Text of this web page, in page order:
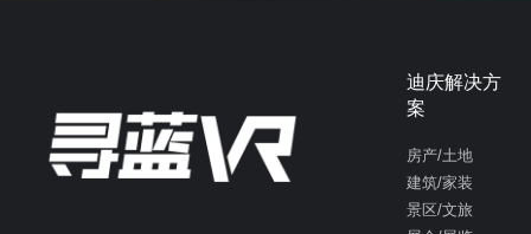
迪庆解决方
案
房产/土地
建筑/家装
景区/文旅